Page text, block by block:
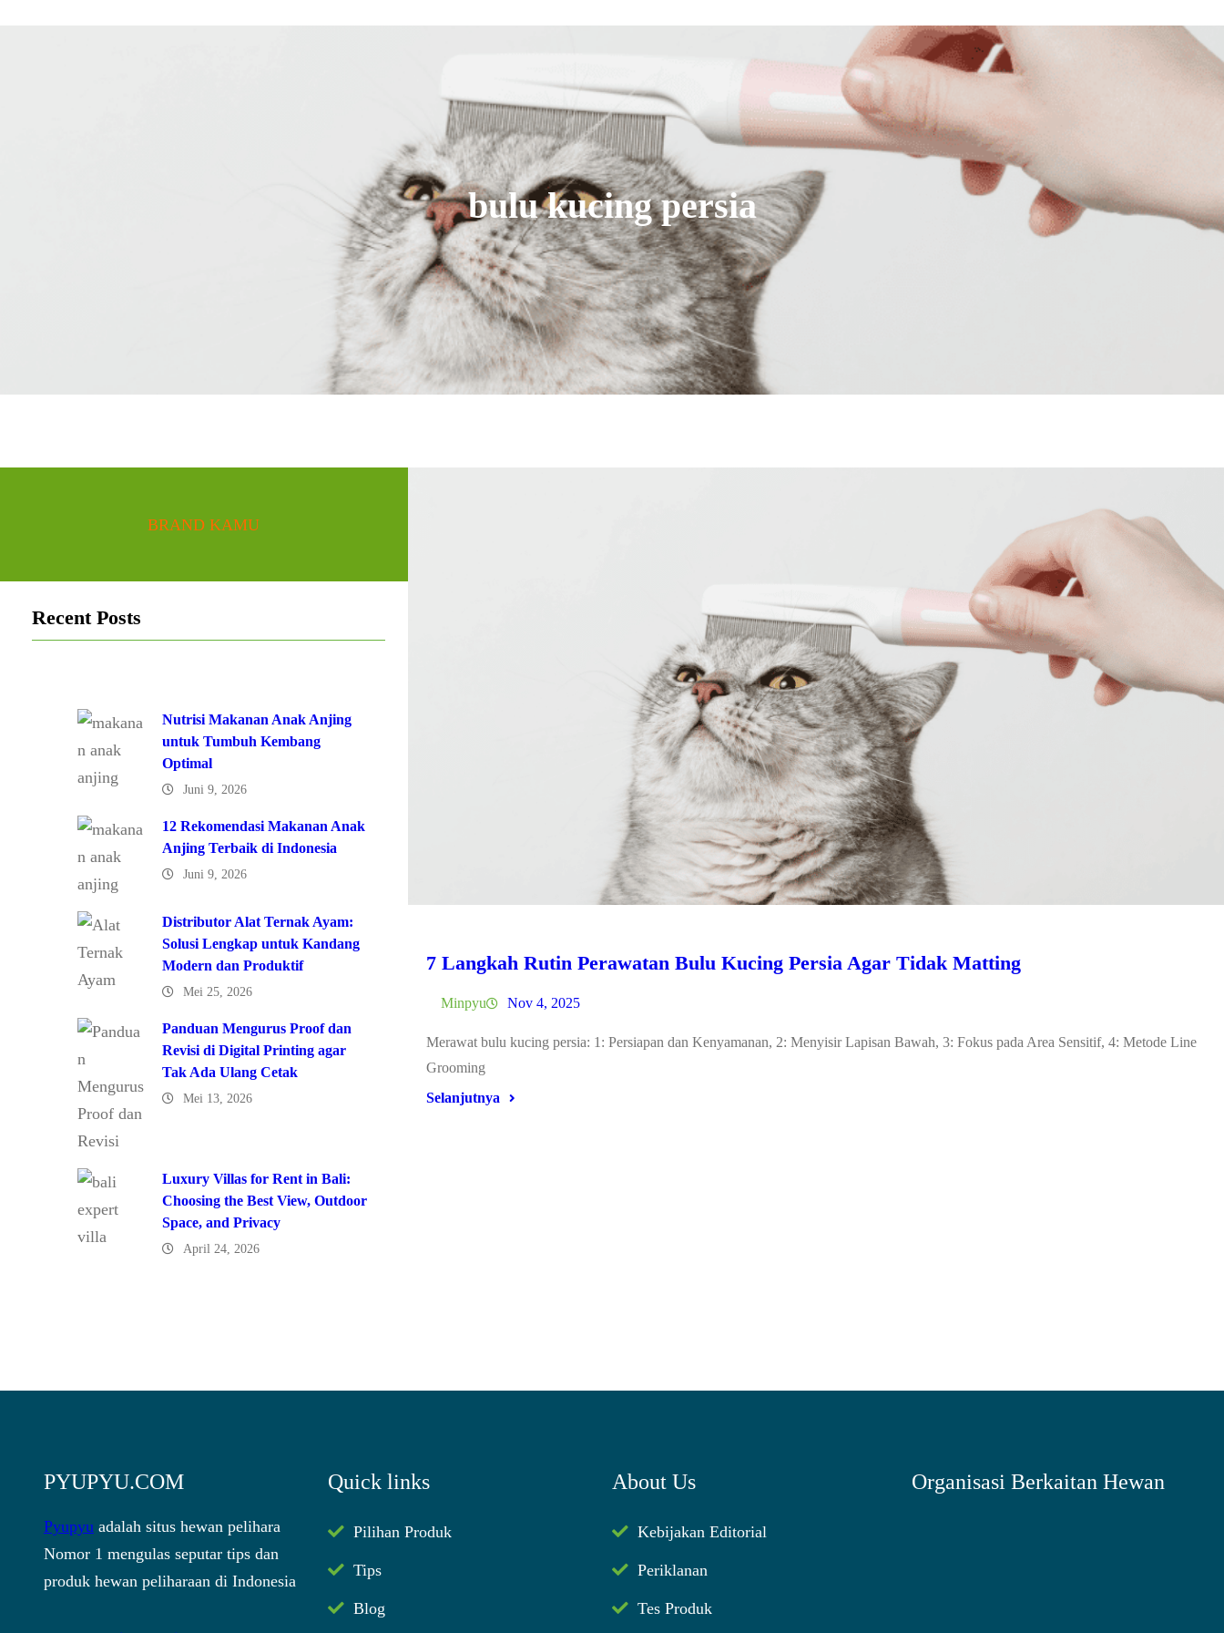
bulu kucing persia
BRAND KAMU
Recent Posts
Nutrisi Makanan Anak Anjing
untuk Tumbuh Kembang
Optimal
Juni 9, 2026
12 Rekomendasi Makanan Anak
Anjing Terbaik di Indonesia
Juni 9, 2026
Distributor Alat Ternak Ayam:
Solusi Lengkap untuk Kandang
Modern dan Produktif
Mei 25, 2026
Panduan Mengurus Proof dan
Revisi di Digital Printing agar
Tak Ada Ulang Cetak
Mei 13, 2026
Luxury Villas for Rent in Bali:
Choosing the Best View, Outdoor
Space, and Privacy
April 24, 2026
7 Langkah Rutin Perawatan Bulu Kucing Persia Agar Tidak Matting
Minpyu Nov 4, 2025
Merawat bulu kucing persia: 1: Persiapan dan Kenyamanan, 2: Menyisir Lapisan Bawah, 3: Fokus pada Area Sensitif, 4: Metode Line
Grooming
Selanjutnya
PYUPYU.COM
Pyupyu adalah situs hewan pelihara
Nomor 1 mengulas seputar tips dan
produk hewan peliharaan di Indonesia
Quick links
Pilihan Produk
Tips
Blog
About Us
Kebijakan Editorial
Periklanan
Tes Produk
Organisasi Berkaitan Hewan